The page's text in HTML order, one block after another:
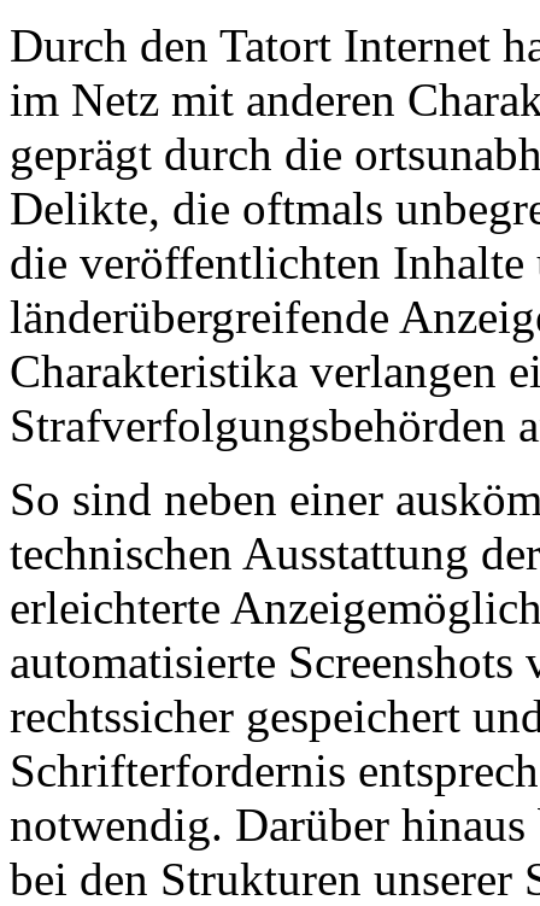
Durch den Tatort Internet
im Netz mit anderen
geprägt durch die
Delikte, die oftmals
die veröffentlichten
länderübergreifende
Charakteristika verlangen
Strafverfolgungsbehörden
So sind neben einer
technischen Ausstattung
erleichterte
automatisierte
rechtssicher gespeichert
Schrifterfordernis
notwendig. Darüber hinaus
bei den Strukturen unserer